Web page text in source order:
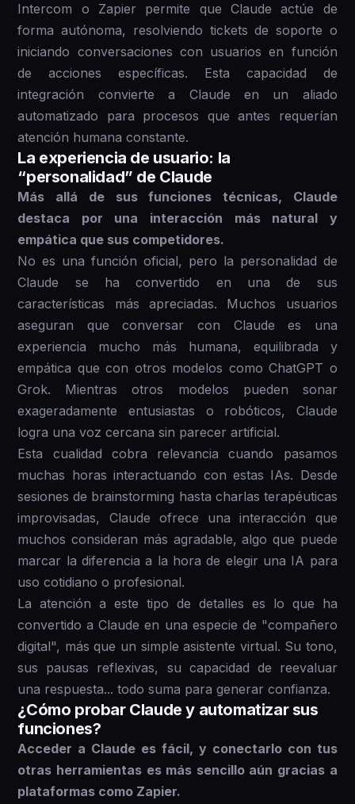
Intercom o Zapier permite que Claude actúe de
forma autónoma, resolviendo tickets de soporte o
iniciando conversaciones con usuarios en función
de acciones específicas. Esta capacidad de
integración convierte a Claude en un aliado
automatizado para procesos que antes requerían
atención humana constante.
La experiencia de usuario: la
“personalidad” de Claude
Más allá de sus funciones técnicas, Claude
destaca por una interacción más natural y
empática que sus competidores.
No es una función oficial, pero la personalidad de
Claude se ha convertido en una de sus
características más apreciadas. Muchos usuarios
aseguran que conversar con Claude es una
experiencia mucho más humana, equilibrada y
empática que con otros modelos como ChatGPT o
Grok. Mientras otros modelos pueden sonar
exageradamente entusiastas o robóticos, Claude
logra una voz cercana sin parecer artificial.
Esta cualidad cobra relevancia cuando pasamos
muchas horas interactuando con estas IAs. Desde
sesiones de brainstorming hasta charlas terapéuticas
improvisadas, Claude ofrece una interacción que
muchos consideran más agradable, algo que puede
marcar la diferencia a la hora de elegir una IA para
uso cotidiano o profesional.
La atención a este tipo de detalles es lo que ha
convertido a Claude en una especie de "compañero
digital", más que un simple asistente virtual. Su tono,
sus pausas reflexivas, su capacidad de reevaluar
una respuesta... todo suma para generar confianza.
¿Cómo probar Claude y automatizar sus
funciones?
Acceder a Claude es fácil, y conectarlo con tus
otras herramientas es más sencillo aún gracias a
plataformas como Zapier.